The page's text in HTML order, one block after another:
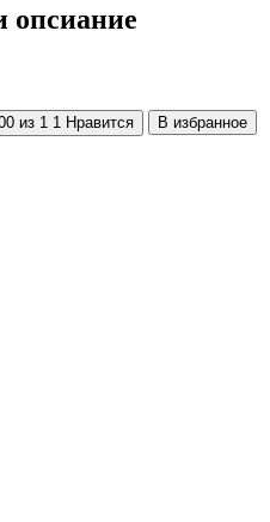
опсиание
1 Нравится В избранное